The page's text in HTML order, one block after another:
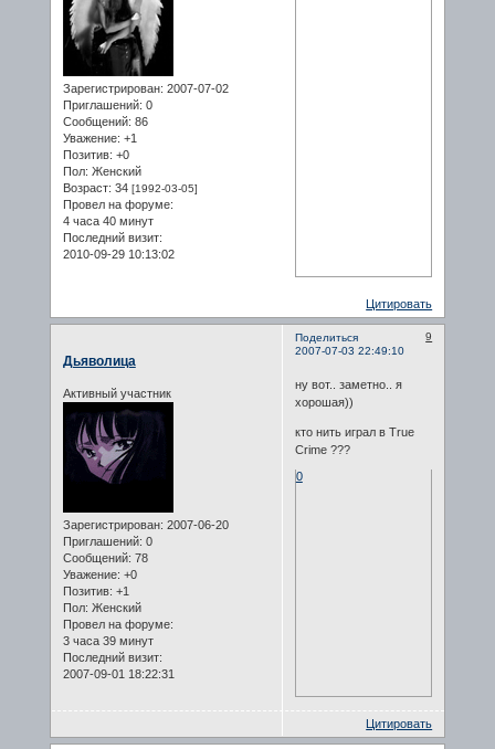
Зарегистрирован: 2007-07-02
Приглашений: 0
Сообщений: 86
Уважение: +1
Позитив: +0
Пол: Женский
Возраст: 34 [1992-03-05]
Провел на форуме:
4 часа 40 минут
Последний визит:
2010-09-29 10:13:02
Цитировать
Поделиться
9
2007-07-03 22:49:10
Дьяволица
Активный участник
Зарегистрирован: 2007-06-20
Приглашений: 0
Сообщений: 78
Уважение: +0
Позитив: +1
Пол: Женский
Провел на форуме:
3 часа 39 минут
Последний визит:
2007-09-01 18:22:31
ну вот.. заметно.. я
хорошая))
кто нить играл в True
Crime ???
0
Цитировать